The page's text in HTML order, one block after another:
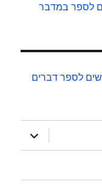
לספר במדבר
לספר דברים
הצג
תפריט